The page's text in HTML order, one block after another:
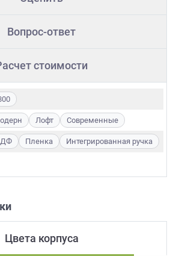
Вопрос-ответ
стоимости
Лофт Современные
Пленка Интегрированная ручка
Цвета корпуса